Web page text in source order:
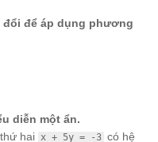
đổi để áp dụng phương
diễn một ẩn.
hai x + 5y = -3 có hệ